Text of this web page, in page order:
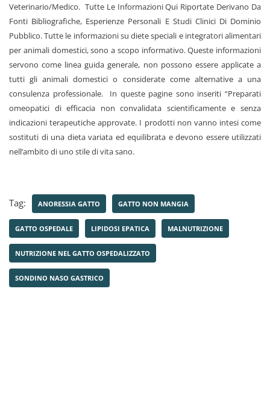
Veterinario/Medico. Tutte Le Informazioni Qui Riportate Derivano Da
Fonti Bibliografiche, Esperienze Personali E Studi Clinici Di Dominio
Pubblico. Tutte le informazioni su diete speciali e integratori alimentari
per animali domestici, sono a scopo informativo. Queste informazioni
servono come linea guida generale, non possono essere applicate a
tutti gli animali domestici o considerate come alternative a una
consulenza professionale. In queste pagine sono inseriti “Preparati
omeopatici di efficacia non convalidata scientificamente e senza
indicazioni terapeutiche approvate. I prodotti non vanno intesi come
sostituti di una dieta variata ed equilibrata e devono essere utilizzati
nell’ambito di uno stile di vita sano.
Tag: ANORESSIA GATTO GATTO NON MANGIA
GATTO OSPEDALE LIPIDOSI EPATICA MALNUTRIZIONE
NUTRIZIONE NEL GATTO OSPEDALIZZATO
SONDINO NASO GASTRICO